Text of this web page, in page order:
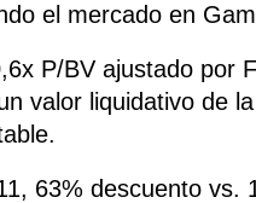
el mercado en
P/BV ajustado por
valor liquidativo de
63% descuento vs.